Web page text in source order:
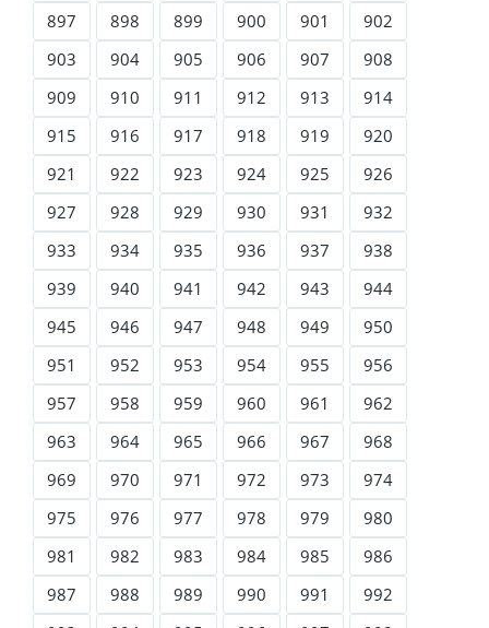
897
898 899 900 901
902
903
904 905 906 907
908
909
910 911 912 913
914
915
916 917 918 919
920
921
922 923 924 925
926
927
928 929 930 931
932
933
934 935 936 937
938
939
940 941 942 943
944
945
946 947 948 949
950
951
952 953 954 955
956
957
958 959 960 961
962
963
964 965 966 967
968
969
970 971 972 973
974
975
976 977 978 979
980
981
982 983 984 985
986
987
988 989 990 991
992